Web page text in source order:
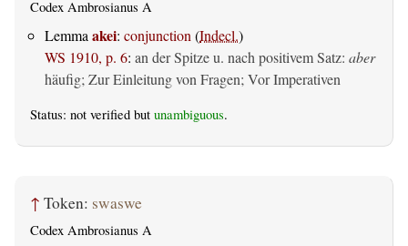
Codex Ambrosianus A
Lemma akei: conjunction (Indecl.)
WS 1910, p. 6: an der Spitze u. nach positivem Satz: aber
häufig; Zur Einleitung von Fragen; Vor Imperativen
Status: not verified but unambiguous.
↑ Token: swaswe
Codex Ambrosianus A